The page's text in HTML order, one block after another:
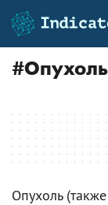
#Опухоль
Опухоль